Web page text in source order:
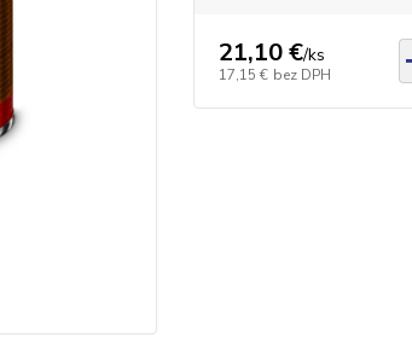
21,10 €/ks
17,15 € bez DPH